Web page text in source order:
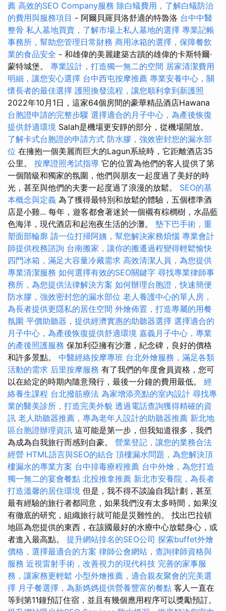
薦 高效的SEO Company服務 除白蟻費用，了解白蟻防治
的費用與服務項目 - 阿爾貝羅貝洛舒適的特魯洛 台中中醫
整骨 私人墓地買賣，了解市場上私人墓地的選擇 專業記帳
事務所，幫助您管理日常財務 商用冰箱的選擇，保障餐飲
業的食品安全 - 和雄偉的美麗建築古蹟的雄偉的卡斯特爾·
蒙特城堡。 專業設計，打造獨一無二的空間 居家清潔費用
明細，讓您安心選擇 台中西屯按摩推薦 專業安養中心，關
懷長者的最佳選擇 護照換發流程，讓您順利拿到新護照
2022年10月1日，這家64個房間的豪華精品酒店Hawana
台胞證申請的完整步驟 選擇適合的月子中心，為產後恢復
提供舒適環境 Salah是機場更安靜的部分，從機場開放。
了解卡式台胞證的申請方式 防水膠，強效密封您的漏水部
位 在擁抱一個美麗而巨大的Lagun系統時，它距離酒店35
公里。 按摩證照考試指導 它的位置為他們的客人提供了第
一個階級和獨家的氛圍，他們與朋友一起度過了美好的時
光，甚至與他們的夫妻一起度過了浪漫的放鬆。 SEO的基
本概念與定義 為了獲得最特別和放鬆的體驗，五個標準酒
店是小雞... 每年，遊客都會著迷於一個襯有棕櫚樹，水晶藍
色海洋，現代酒店和起泡夜生活的沙灘。 墊下巴手術，重
塑面部輪廓 請一位打掃阿姨，幫您解決家務煩惱 專業會計
師提供稅務諮詢 台南搬家，讓你的搬遷過程變得輕鬆愉快
四門冰箱，滿足大容量冷藏需求 高效清潔人員，為您提供
專業清潔服務 如何選擇有效的SEO關鍵字 尋找專業律師事
務所，為您提供法律解決方案 如何辦理台胞證，快速簡便
防水膠，強效密封您的漏水部位 老人養護中心的單人房，
為長者提供更隱私的居住空間 外燴佈置，打造專屬的用餐
氛圍 平價助聽器，提供經濟實惠的助聽器選擇 選擇適合的
月子中心，為產後恢復提供舒適環境 嘉義月子中心，專業
的產後照護服務 保加利亞擁有沙灘，紀念碑，良好的價格
和許多景點。 中醫經絡按摩專班 台北外燴服務，滿足各類
活動的需求 后里按摩服務 有了我們的年度會員資格，您可
以在給定的時期內隨意飛行，最後一分鐘的費用最低。 經
絡養生課程 台北撥筋療法 為家增添亮點的室內設計 尋找專
業的醫美診所，打造完美外貌 透過電話查詢獲得精確的資
訊 老人助聽器推薦，專為老年人設計的助聽器推薦 新北地
區台胞證辦理資訊 這可能是第一步，但我知道很多，我們
為成為自我旅行而感到自豪。 營業登記，讓您的業務合法
經營 HTML語言與SEO的結合 頂樓漏水問題，為您解決頂
樓漏水的專業方案 台中排毒療程推薦 台中外燴，為您打造
獨一無二的宴會餐點 北投推拿推薦 新北市安養院，為長者
打造溫馨的居住環境 但是，我不得不談論自我計劃，甚至
最有經驗的旅行者都同意，如果我們沒有太多時間，如果沒
有徹底的研究，組織旅行就可能是災難性的。 找出巴拉頓
地區為您提供的東西，在該國最好的水療中心放鬆身心，或
者進入最高點。 提升網站排名的SEO公司 探索buffet外燴
價格，選擇最適合的方案 律師公會網站，查詢律師資格與
服務 近視雷射手術，改善視力的現代科技 完善的家事服
務，讓家務更輕鬆 小型外燴推薦，適合親友聚會的完美選
擇 月子餐選擇，為新媽媽提供營養豐富的餐點 客人一直在
等到第11鐘預訂住宿，並且有幾個應用程序可以獎勵預訂。